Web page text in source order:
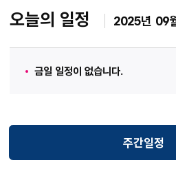
오늘의 일정 2025년 09
금일 일정이 없습니다.
주간일정
선택됨